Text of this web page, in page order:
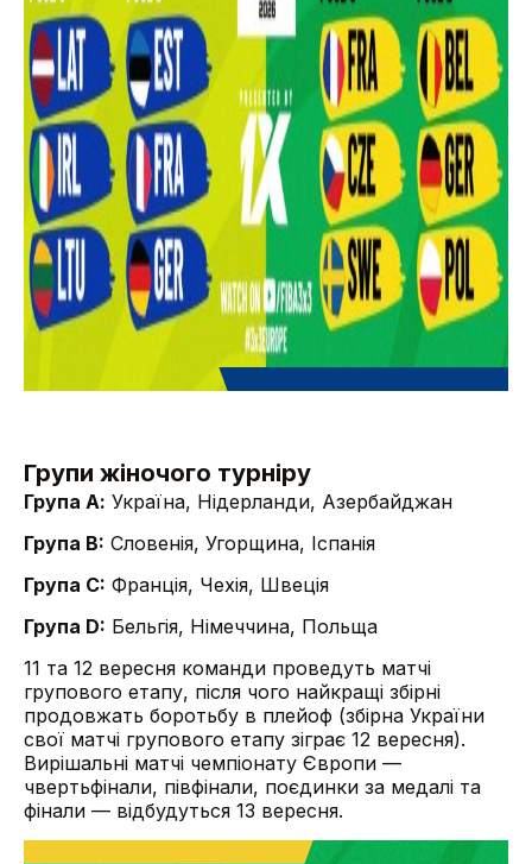
Групи жіночого турніру
Група А: Україна, Нідерланди, Азербайджан
Група B: Словенія, Угорщина, Іспанія
Група C: Франція, Чехія, Швеція
Група D: Бельгія, Німеччина, Польща
11 та 12 вересня команди проведуть матчі
групового етапу, після чого найкращі збірні
продовжать боротьбу в плейоф (збірна України
свої матчі групового етапу зіграє 12 вересня).
Вирішальні матчі чемпіонату Європи —
чвертьфінали, півфінали, поєдинки за медалі та
фінали — відбудуться 13 вересня.